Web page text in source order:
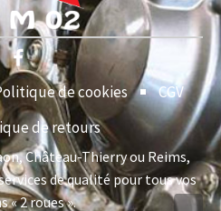
de cookies
CGV
de retours
Château-Thierry ou Reims,
de qualité pour tous vos
« 2 roues ».